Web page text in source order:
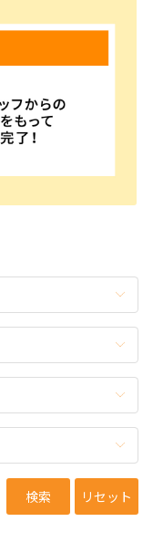
検索 リセット